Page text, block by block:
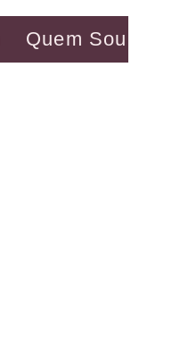
Quem Sou Eu